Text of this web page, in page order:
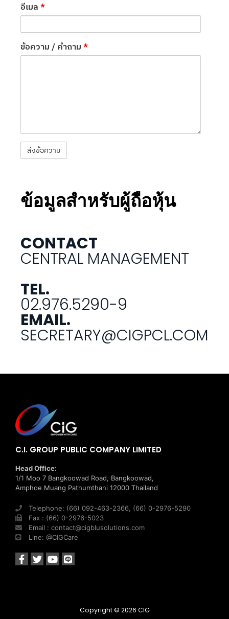
อีเมล *
ข้อความ / คำถาม *
ข้อมูลสำหรับผู้ถือหุ้น
CONTACT
CENTRAL MANAGEMENT
TEL.
02.976.5290-9
EMAIL.
SECRETARY@CIGPCL.COM
C.I. GROUP PUBLIC COMPANY LIMITED
Head Office:
1/1 Moo 7 Bangkoowad Road, Bangkoowad,
Amphoe Muang Pathumthani 12000 Thailand
Telephone: (66) 092-463-2366, (66) 0-2976-5290
Fax : (66) 0-2976-5023
Email : contact@cigblusolutions.com
Line: @CIGCare
Copyright © 2026 CIG